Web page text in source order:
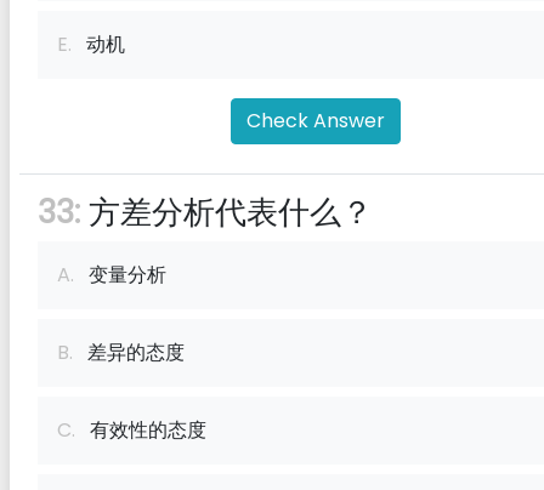
E. 动机
Check Answer
33:方差分析代表什么？
A. 变量分析
B. 差异的态度
C. 有效性的态度